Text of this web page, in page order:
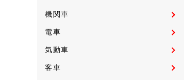
機関車
電車
気動車
客車